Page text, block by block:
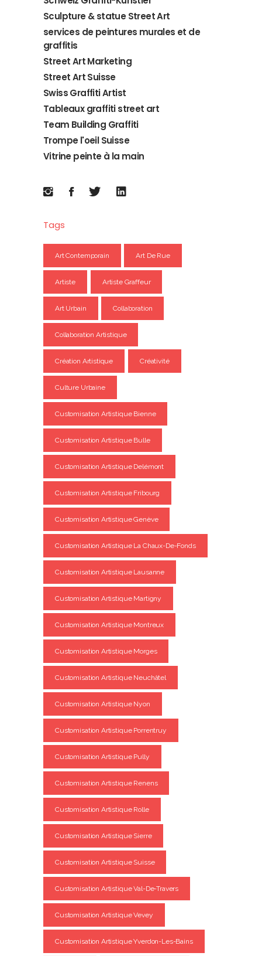
Sculpture & statue Street Art
services de peintures murales et de
graffitis
Street Art Marketing
Street Art Suisse
Swiss Graffiti Artist
Tableaux graffiti street art
Team Building Graffiti
Trompe l'oeil Suisse
Vitrine peinte à la main
Tags
Art Contemporain Art De Rue
Artiste Artiste Graffeur
Art Urbain Collaboration
Collaboration Artistique
Création Artistique Créativité
Culture Urbaine
Customisation Artistique Bienne
Customisation Artistique Bulle
Customisation Artistique Delémont
Customisation Artistique Fribourg
Customisation Artistique Genève
Customisation Artistique La Chaux-De-Fonds
Customisation Artistique Lausanne
Customisation Artistique Martigny
Customisation Artistique Montreux
Customisation Artistique Morges
Customisation Artistique Neuchâtel
Customisation Artistique Nyon
Customisation Artistique Porrentruy
Customisation Artistique Pully
Customisation Artistique Renens
Customisation Artistique Rolle
Customisation Artistique Sierre
Customisation Artistique Suisse
Customisation Artistique Val-De-Travers
Customisation Artistique Vevey
Customisation Artistique Yverdon-Les-Bains